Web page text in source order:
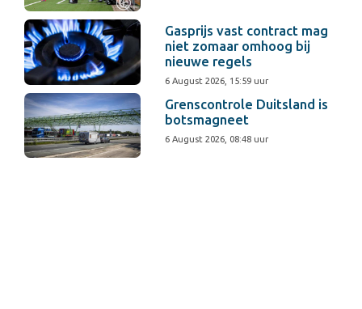
Gasprijs vast contract mag
niet zomaar omhoog bij
nieuwe regels
6 August 2026, 15:59 uur
Grenscontrole Duitsland is
botsmagneet
6 August 2026, 08:48 uur